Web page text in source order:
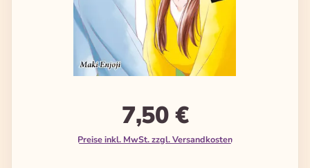
7,50 €
Preise inkl. MwSt. zzgl. Versandkosten